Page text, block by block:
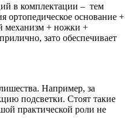
в комплектации – тем
ортопедическое основание +
механизм + ножки +
зато обеспечивает
Например, за
подсветки. Стоят такие
практической роли не